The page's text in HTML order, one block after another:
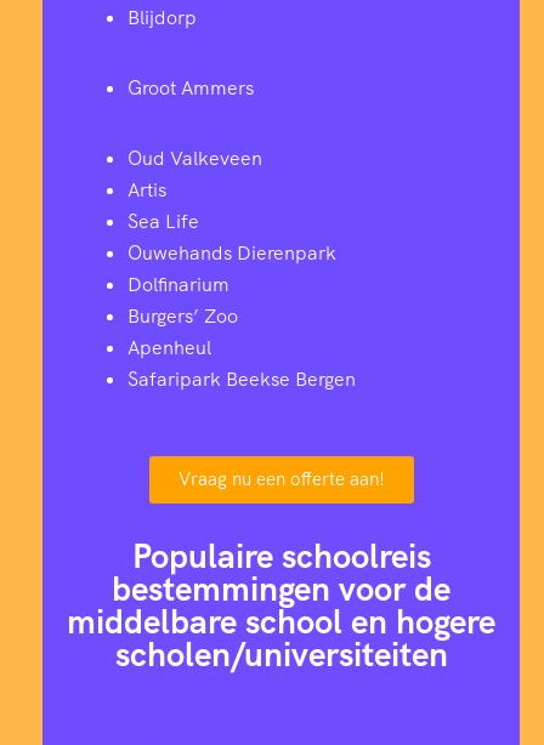
Blijdorp
Groot Ammers
Oud Valkeveen
Artis
Sea Life
Ouwehands Dierenpark
Dolfinarium
Burgers’ Zoo
Apenheul
Safaripark Beekse Bergen
Vraag nu een offerte aan!
Populaire schoolreis
bestemmingen voor de
middelbare school en hogere
scholen/universiteiten